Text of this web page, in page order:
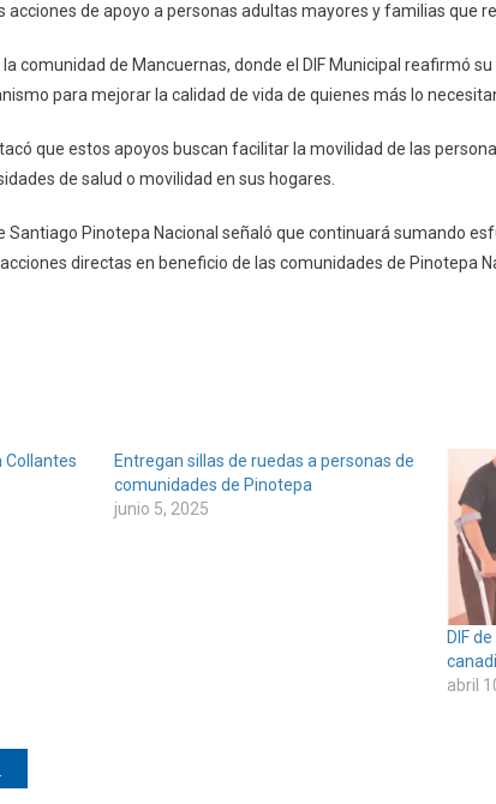
Ruedas
Pinotepa
acciones de apoyo a personas adultas mayores y familias que
la comunidad de Mancuernas, donde el DIF Municipal reafirmó
para mejorar la calidad de vida de quienes más lo
que estos apoyos buscan facilitar la movilidad de las
de salud o movilidad en sus hogares.
Santiago Pinotepa Nacional señaló que continuará sumando
directas en beneficio de las comunidades de Pinotepa
Collantes
Entregan sillas de ruedas a personas de
comunidades de Pinotepa
junio 5, 2025
DIF
abril